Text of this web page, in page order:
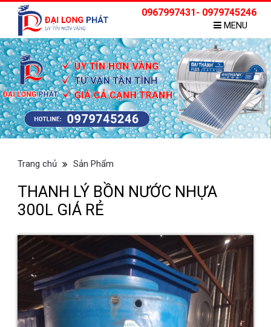
0967997431- 0979745246
MENU
Trang chủ Sản Phẩm
THANH LÝ BỒN NƯỚC NHỰA
300L GIÁ RẺ